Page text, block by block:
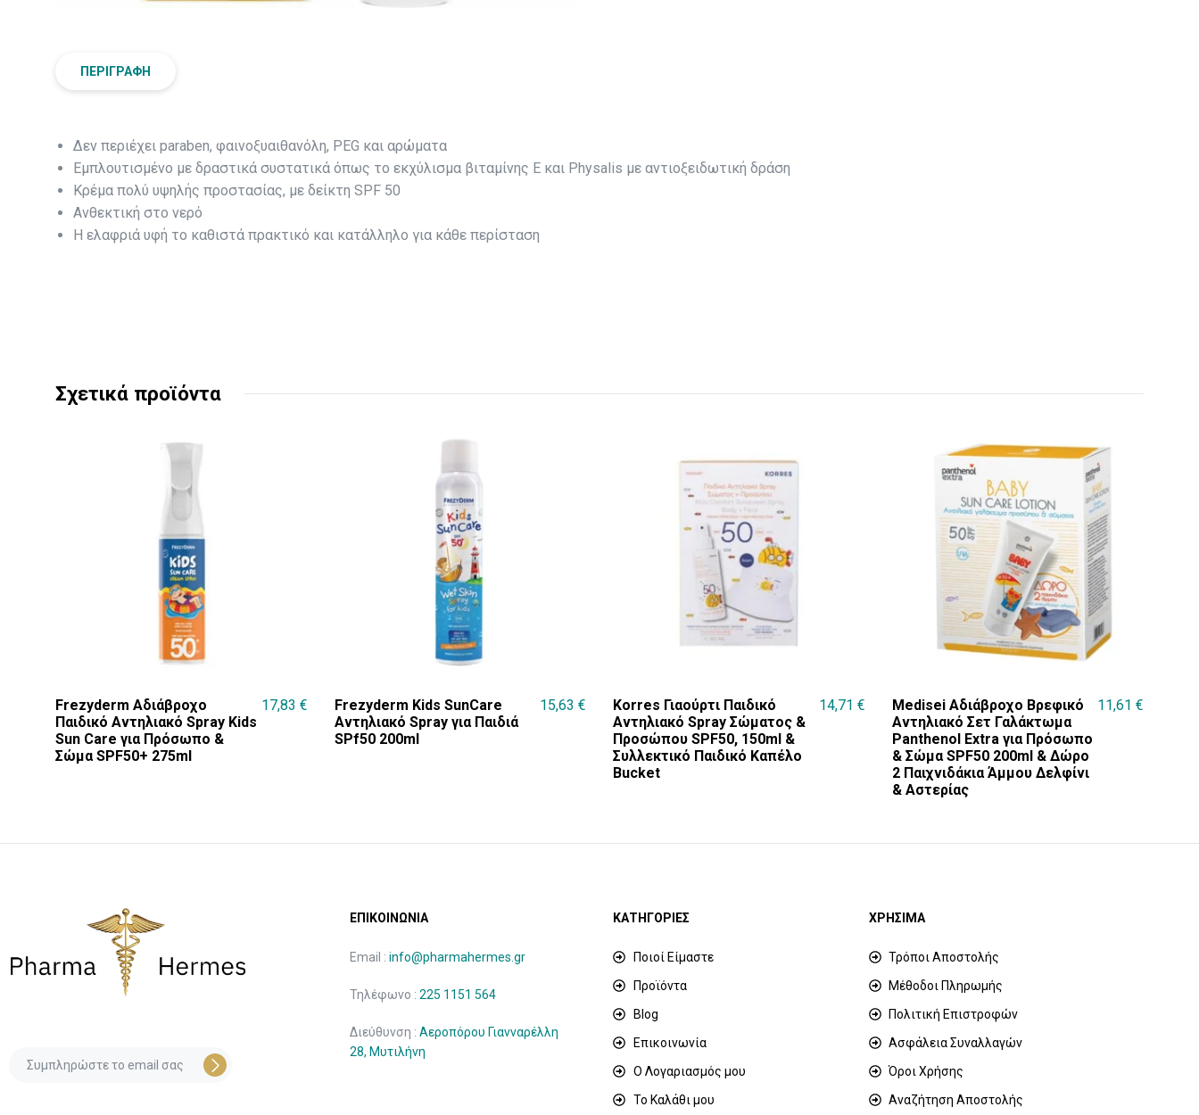
ΠΕΡΙΓΡΑΦΉ
Δεν περιέχει paraben, φαινοξυαιθανόλη, PEG και αρώματα
Εμπλουτισμένο με δραστικά συστατικά όπως το εκχύλισμα βιταμίνης Ε και Physalis με αντιοξειδωτική δράση
Κρέμα πολύ υψηλής προστασίας, με δείκτη SPF 50
Ανθεκτική στο νερό
Η ελαφριά υφή το καθιστά πρακτικό και κατάλληλο για κάθε περίσταση
Σχετικά προϊόντα
Frezyderm Αδιάβροχο
Παιδικό Αντηλιακό Spray Kids
Sun Care για Πρόσωπο &
Σώμα SPF50+ 275ml
17,83 €
Frezyderm Kids SunCare
Αντηλιακό Spray για Παιδιά
SPf50 200ml
15,63 €
Korres Γιαούρτι Παιδικό
Αντηλιακό Spray Σώματος &
Προσώπου SPF50, 150ml &
Συλλεκτικό Παιδικό Καπέλο
Bucket
14,71 €
Medisei Αδιάβροχο Βρεφικό
Αντηλιακό Σετ Γαλάκτωμα
Panthenol Extra για Πρόσωπο
& Σώμα SPF50 200ml & Δώρο
2 Παιχνιδάκια Άμμου Δελφίνι
& Αστερίας
11,61 €
ΕΠΙΚΟΙΝΩΝΙΑ
Email : info@pharmahermes.gr
Τηλέφωνο : 225 1151 564
Διεύθυνση : Αεροπόρου Γιανναρέλλη
28, Μυτιλήνη
ΚΑΤΗΓΟΡΙΕΣ
Ποιοί Είμαστε
Προϊόντα
Blog
Επικοινωνία
Ο Λογαριασμός μου
Το Καλάθι μου
ΧΡΗΣΙΜΑ
Τρόποι Αποστολής
Μέθοδοι Πληρωμής
Πολιτική Επιστροφών
Ασφάλεια Συναλλαγών
Όροι Χρήσης
Αναζήτηση Αποστολής